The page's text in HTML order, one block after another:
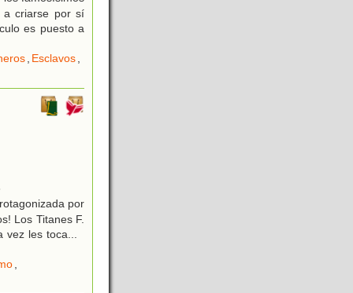
a criarse por sí
es puesto a
, Esclavos,
por
Los Titanes F.
vez les toca...
,